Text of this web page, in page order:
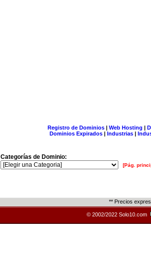
Registro de Dominios| Web Hosting |
Dominios Expirados | Industrias |
Categorías de Dominio:
[Pág.
** Precios
© 2002/2022 Solo10.com